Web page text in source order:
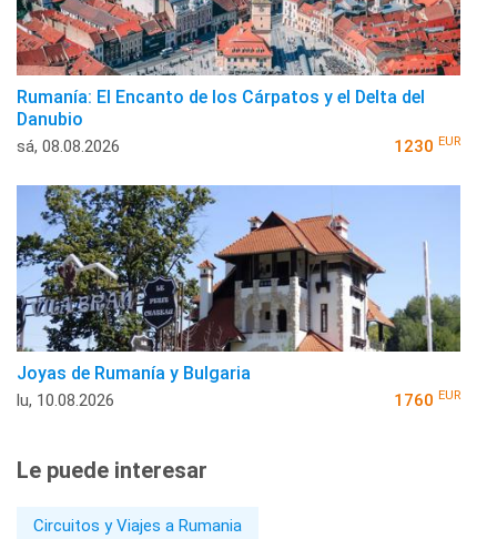
Rumanía: El Encanto de los Cárpatos y el Delta del
Danubio
sá, 08.08.2026 1230 EUR
Joyas de Rumanía y Bulgaria
lu, 10.08.2026 1760 EUR
Le puede interesar
Circuitos y Viajes a Rumania